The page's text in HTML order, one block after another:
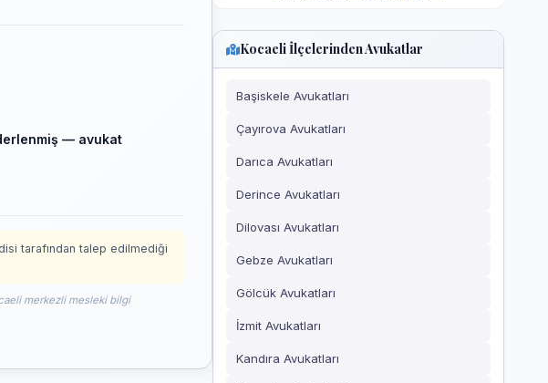
— avukat
tarafından talep edilmediği
merkezli mesleki bilgi
Kocaeli İlçelerinden Avukatlar
Başiskele Avukatları
Çayırova Avukatları
Darıca Avukatları
Derince Avukatları
Dilovası Avukatları
Gebze Avukatları
Gölcük Avukatları
İzmit Avukatları
Kandıra Avukatları